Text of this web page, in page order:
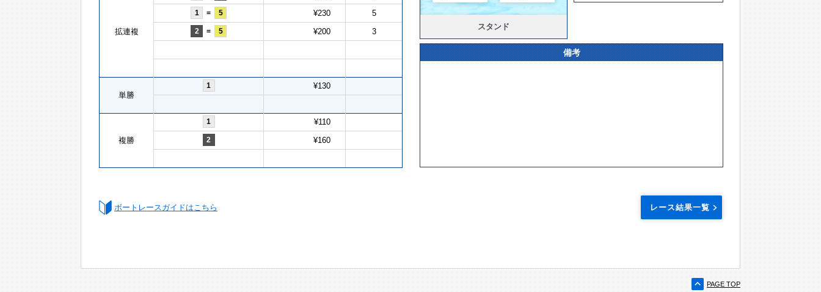
拡連複
1 = 5 ¥230 5
2 = 5 ¥200 3
単勝
1 ¥130
複勝
1 ¥110
2 ¥160
スタンド
備考
ボートレースガイドはこちら レース結果一覧
PAGE TOP